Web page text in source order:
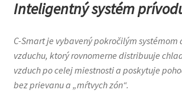
Inteligentný systém
C-Smart je vybavený pokročilým systémom
vzduchu, ktorý rovnomerne distribuuje
vzduch po celej miestnosti a poskytuje
bez prievanu a „mŕtvych zón“.